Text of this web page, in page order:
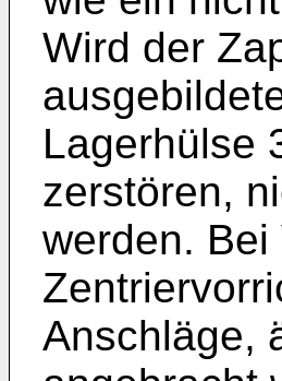
Wird der
Lagerhülse
zerstören,
werden.
Anschläge,